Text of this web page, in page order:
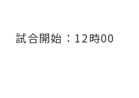
試合開始：12時00